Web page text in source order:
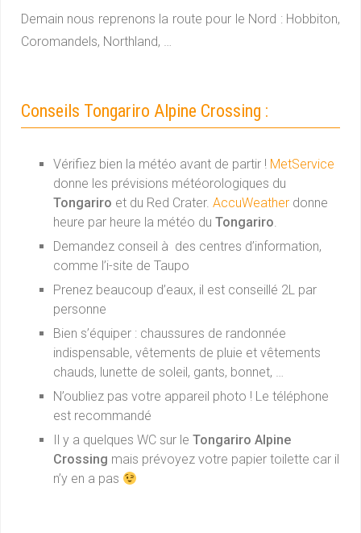
Demain nous reprenons la route pour le Nord : Hobbiton,
Coromandels, Northland, …
Conseils Tongariro Alpine Crossing :
Vérifiez bien la météo avant de partir ! MetService
donne les prévisions météorologiques du
Tongariro et du Red Crater. AccuWeather donne
heure par heure la météo du Tongariro.
Demandez conseil à des centres d’information,
comme l’i-site de Taupo
Prenez beaucoup d’eaux, il est conseillé 2L par
personne
Bien s’équiper : chaussures de randonnée
indispensable, vêtements de pluie et vêtements
chauds, lunette de soleil, gants, bonnet, …
N’oubliez pas votre appareil photo ! Le téléphone
est recommandé
Il y a quelques WC sur le Tongariro Alpine
Crossing mais prévoyez votre papier toilette car il
n’y en a pas